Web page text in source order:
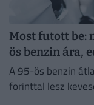
Most futott be:
ös benzin ára,
A 95-ös benzin
forinttal lesz